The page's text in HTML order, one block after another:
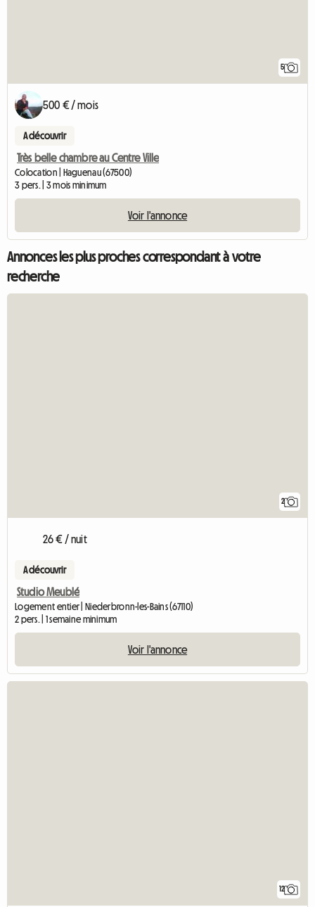
5
500 € / mois
A découvrir
Très belle chambre au Centre Ville
Colocation | Haguenau (67500)
3 pers. | 3 mois minimum
Voir l'annonce
Annonces les plus proches correspondant à votre
recherche
2
26 € / nuit
A découvrir
Studio Meublé
Logement entier | Niederbronn-les-Bains (67110)
2 pers. | 1 semaine minimum
Voir l'annonce
12